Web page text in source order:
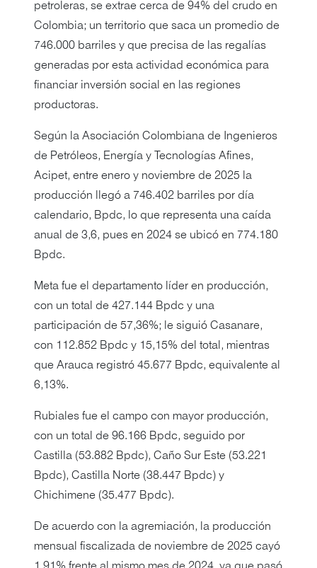
petroleras, se extrae cerca de 94% del crudo en
Colombia; un territorio que saca un promedio de
746.000 barriles y que precisa de las regalías
generadas por esta actividad económica para
financiar inversión social en las regiones
productoras.
Según la Asociación Colombiana de Ingenieros
de Petróleos, Energía y Tecnologías Afines,
Acipet, entre enero y noviembre de 2025 la
producción llegó a 746.402 barriles por día
calendario, Bpdc, lo que representa una caída
anual de 3,6, pues en 2024 se ubicó en 774.180
Bpdc.
Meta fue el departamento líder en producción,
con un total de 427.144 Bpdc y una
participación de 57,36%; le siguió Casanare,
con 112.852 Bpdc y 15,15% del total, mientras
que Arauca registró 45.677 Bpdc, equivalente al
6,13%.
Rubiales fue el campo con mayor producción,
con un total de 96.166 Bpdc, seguido por
Castilla (53.882 Bpdc), Caño Sur Este (53.221
Bpdc), Castilla Norte (38.447 Bpdc) y
Chichimene (35.477 Bpdc).
De acuerdo con la agremiación, la producción
mensual fiscalizada de noviembre de 2025 cayó